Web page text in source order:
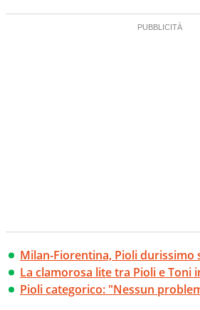
Milan-Fiorentina, Pioli durissimo
La clamorosa lite tra Pioli e Toni
Pioli categorico: "Nessun